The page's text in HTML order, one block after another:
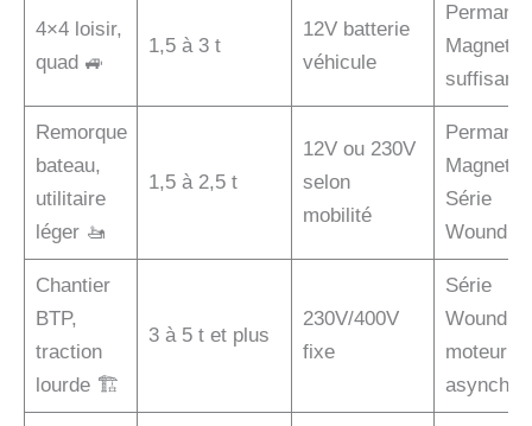
4×4 loisir,
quad 🚙
1,5 à 3 t
12V batterie
véhicule
Magnet
suffisant
Remorque
bateau,
utilitaire
léger 🚤
1,5 à 2,5 t
12V ou 230V
selon
mobilité
Magnet
Série
Wound
Chantier
BTP,
traction
lourde 🏗️
3 à 5 t et plus
230V/400V
fixe
Série
Wound
moteur